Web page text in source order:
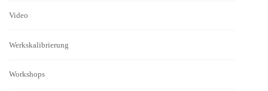
Video
Werkskalibrierung
Workshops